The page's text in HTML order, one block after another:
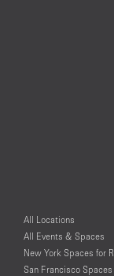
All Locations
All Events & Spaces
New York Spaces for
San Francisco Spaces